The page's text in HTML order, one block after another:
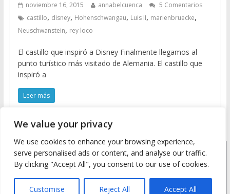
We value your privacy
We use cookies to enhance your browsing experience,
serve personalised ads or content, and analyse our traffic.
By clicking "Accept All", you consent to our use of cookies.
Customise Reject All Accept All
noviembre 16, 2015 annabelcuenca
5 Comentarios
castillo, disney, Hohenschwangau, Luis II, marienbruecke,
Neuschwanstein, rey loco
El castillo que inspiró a Disney Finalmente llegamos al
punto turístico más visitado de Alemania. El castillo que
inspiró a
Leer más
Copyright © 2026Meine Wanderlust. Todos los derechos
reservados.
Tema: ColorMag by ThemeGrill. Desarrollado conWordPress